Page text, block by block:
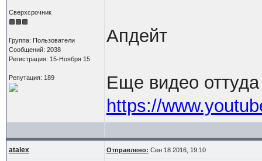
Сверхсрочник
Группа: Пользователи
Сообщений: 2038
Регистрация: 15-Ноября 15
Репутация: 189
Апдейт
Еще видео
https://
atalex Отправлено: Сен 18 2016, 19:10